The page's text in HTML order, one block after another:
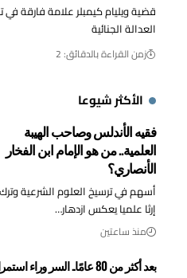
قضية ويليام كيمبلر علامة فارقة في
العدالة الجنائية
زمن القراءة بالدقائق: 2
الأكثر شيوعا
فقيه الأندلس وصاحب الهيبة
العلمية.. من هو الإمام ابن الفخار
الأنصاري؟
أسهم في ترسيخ العلوم الشرعية وترك
إرثا علميا يعكس ازدهار…
منذ ساعتين
بعد أكثر من 80 عامًا.. السر وراء استمرار نجاح الأمير الصغير حول العالم